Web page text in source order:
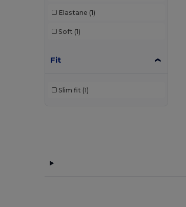
Elastane (1)
Soft (1)
Fit
Slim fit (1)